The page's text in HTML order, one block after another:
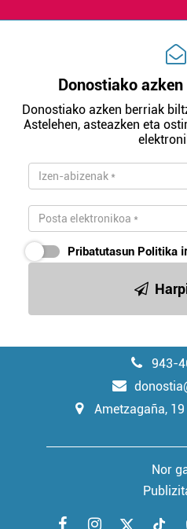
Donostiako
Donostiako azken berriak
Astelehen, asteazken eta
Pribatutasun Politika
943-
Ametzagaña,
Nor